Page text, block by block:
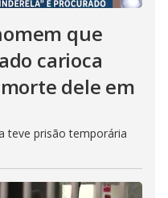
que
carioca
dele em
teve prisão temporária